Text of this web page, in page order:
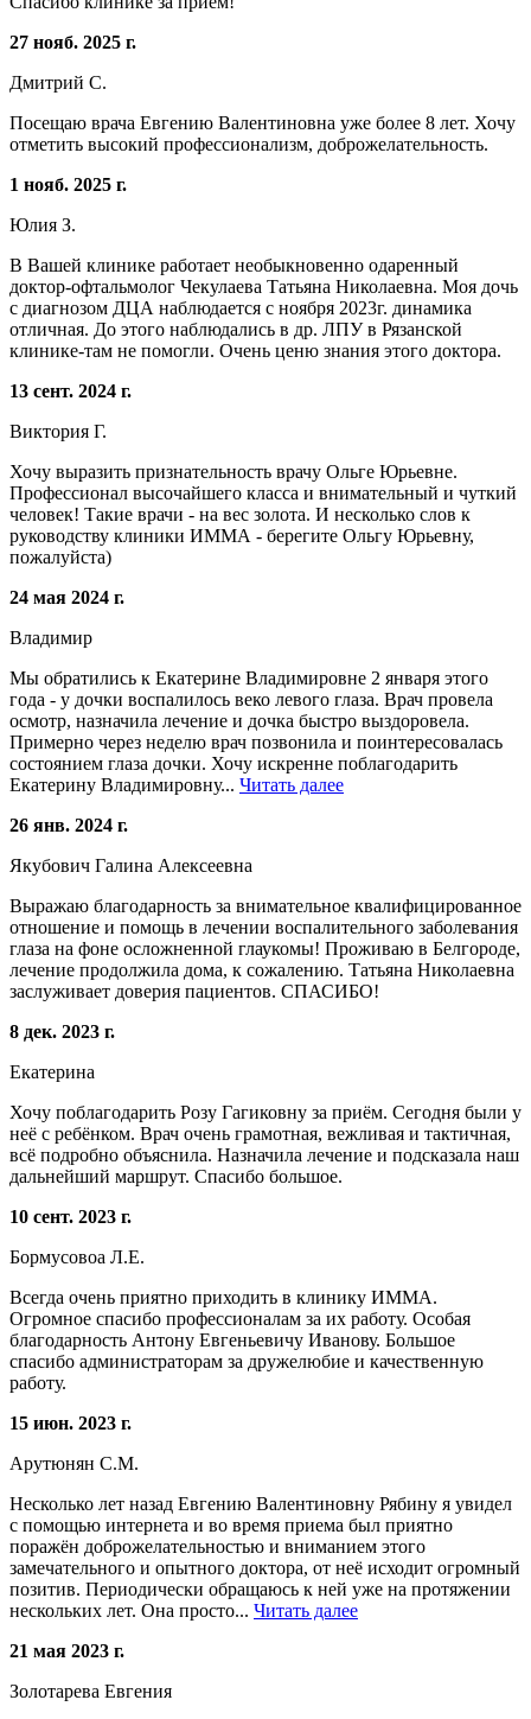
27 нояб. 2025 г.
Дмитрий С.
Посещаю врача Евгению Валентиновна уже более 8 лет. Хочу
отметить высокий профессионализм, доброжелательность.
1 нояб. 2025 г.
Юлия З.
В Вашей клинике работает необыкновенно одаренный
доктор-офтальмолог Чекулаева Татьяна Николаевна. Моя дочь
с диагнозом ДЦА наблюдается с ноября 2023г. динамика
отличная. До этого наблюдались в др. ЛПУ в Рязанской
клинике-там не помогли. Очень ценю знания этого доктора.
13 сент. 2024 г.
Виктория Г.
Хочу выразить признательность врачу Ольге Юрьевне.
Профессионал высочайшего класса и внимательный и чуткий
человек! Такие врачи - на вес золота. И несколько слов к
руководству клиники ИММА - берегите Ольгу Юрьевну,
пожалуйста)
24 мая 2024 г.
Владимир
Мы обратились к Екатерине Владимировне 2 января этого
года - у дочки воспалилось веко левого глаза. Врач провела
осмотр, назначила лечение и дочка быстро выздоровела.
Примерно через неделю врач позвонила и поинтересовалась
состоянием глаза дочки. Хочу искренне поблагодарить
Екатерину Владимировну... Читать далее
26 янв. 2024 г.
Якубович Галина Алексеевна
Выражаю благодарность за внимательное квалифицированное
отношение и помощь в лечении воспалительного заболевания
глаза на фоне осложненной глаукомы! Проживаю в Белгороде,
лечение продолжила дома, к сожалению. Татьяна Николаевна
заслуживает доверия пациентов. СПАСИБО!
8 дек. 2023 г.
Екатерина
Хочу поблагодарить Розу Гагиковну за приём. Сегодня были у
неё с ребёнком. Врач очень грамотная, вежливая и тактичная,
всё подробно объяснила. Назначила лечение и подсказала наш
дальнейший маршрут. Спасибо большое.
10 сент. 2023 г.
Бормусовоа Л.Е.
Всегда очень приятно приходить в клинику ИММА.
Огромное спасибо профессионалам за их работу. Особая
благодарность Антону Евгеньевичу Иванову. Большое
спасибо администраторам за дружелюбие и качественную
работу.
15 июн. 2023 г.
Арутюнян С.М.
Несколько лет назад Евгению Валентиновну Рябину я увидел
с помощью интернета и во время приема был приятно
поражён доброжелательностью и вниманием этого
замечательного и опытного доктора, от неё исходит огромный
позитив. Периодически обращаюсь к ней уже на протяжении
нескольких лет. Она просто... Читать далее
21 мая 2023 г.
Золотарева Евгения